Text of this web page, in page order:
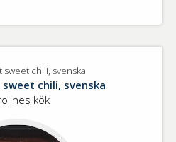
sweet chili, svenska
chili, svenska
kök